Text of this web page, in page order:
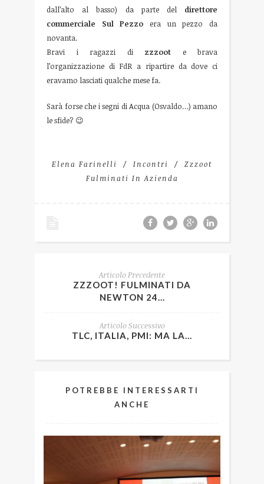
dall’alto al basso) da parte del direttore
commerciale Sul Pezzo era un pezzo da
novanta.
Bravi i ragazzi di zzzoot e brava
l’organizzazione di FdR a ripartire da dove ci
eravamo lasciati qualche mese fa.
Sarà forse che i segni di Acqua (Osvaldo…) amano
le sfide? 😉
Elena Farinelli Incontri
Zzzoot
Fulminati In Azienda
Articolo Precedente
ZZZOOT! FULMINATI DA
NEWTON 24...
Articolo Successivo
TLC, ITALIA, PMI: MA LA...
POTREBBE INTERESSARTI
ANCHE